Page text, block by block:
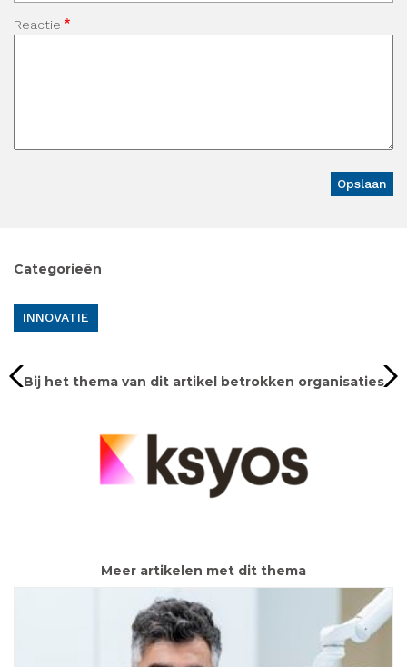
Reactie
Categorieën
INNOVATIE
Bij het thema van dit artikel betrokken organisaties
Meer artikelen met dit thema